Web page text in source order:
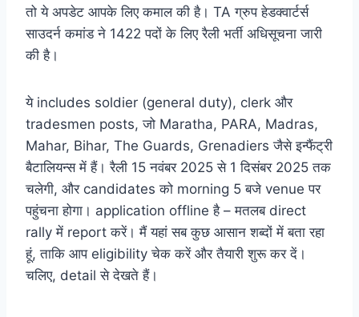
तो ये अपडेट आपके लिए कमाल की है। TA ग्रुप हेडक्वार्टर्स
साउदर्न कमांड ने 1422 पदों के लिए रैली भर्ती अधिसूचना जारी
की है।
ये includes soldier (general duty), clerk और
tradesmen posts, जो Maratha, PARA, Madras,
Mahar, Bihar, The Guards, Grenadiers जैसे इन्फैंट्री
बैटालियन्स में हैं। रैली 15 नवंबर 2025 से 1 दिसंबर 2025 तक
चलेगी, और candidates को morning 5 बजे venue पर
पहुंचना होगा। application offline है – मतलब direct
rally में report करें। मैं यहां सब कुछ आसान शब्दों में बता रहा
हूं, ताकि आप eligibility चेक करें और तैयारी शुरू कर दें।
चलिए, detail से देखते हैं।